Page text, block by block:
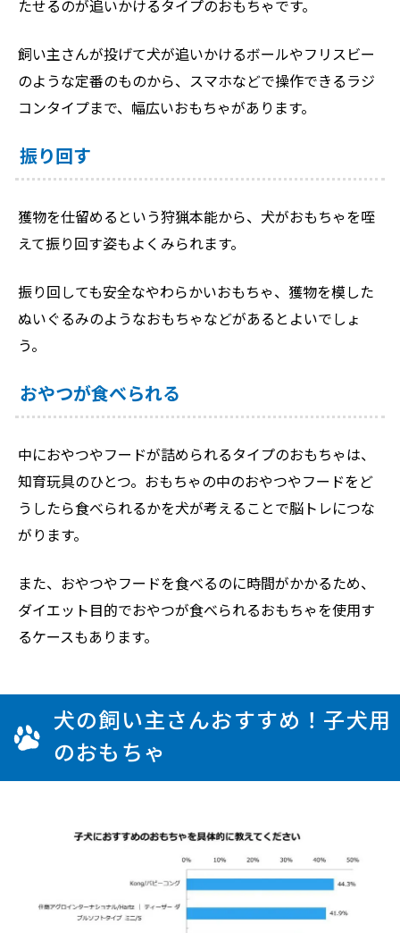
たせるのが追いかけるタイプのおもちゃです。
飼い主さんが投げて犬が追いかけるボールやフリスビー
のような定番のものから、スマホなどで操作できるラジ
コンタイプまで、幅広いおもちゃがあります。
振り回す
獲物を仕留めるという狩猟本能から、犬がおもちゃを咥
えて振り回す姿もよくみられます。
振り回しても安全なやわらかいおもちゃ、獲物を模した
ぬいぐるみのようなおもちゃなどがあるとよいでしょ
う。
おやつが食べられる
中におやつやフードが詰められるタイプのおもちゃは、
知育玩具のひとつ。おもちゃの中のおやつやフードをど
うしたら食べられるかを犬が考えることで脳トレにつな
がります。
また、おやつやフードを食べるのに時間がかかるため、
ダイエット目的でおやつが食べられるおもちゃを使用す
るケースもあります。
犬の飼い主さんおすすめ！子犬用
のおもちゃ